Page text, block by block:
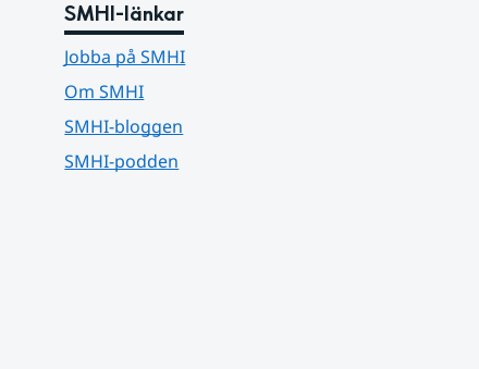
SMHI-länkar
Jobba på SMHI
Om SMHI
SMHI-bloggen
SMHI-podden